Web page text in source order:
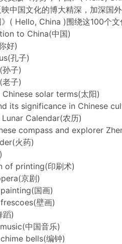
中国文化的博大精深，加深国
》( Hello, China )围绕这100个
to China(中国)
好)
孔子)
子)
子)
solar terms(太阳)
its significance in Chinese
Calendar(农历)
compass and explorer
火药)
of printing(印刷术)
京剧)
国画)
壁画)
蹈)
中国音乐)
bells(编钟)